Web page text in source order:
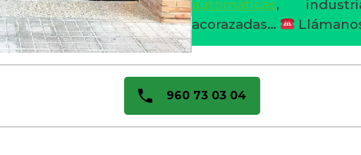
automáticas,
acorazadas…
960 73 03 04